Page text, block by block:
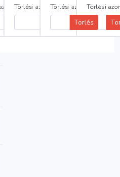
Törlés
Törlési azonosító:Törlési azonosító:
Törlési